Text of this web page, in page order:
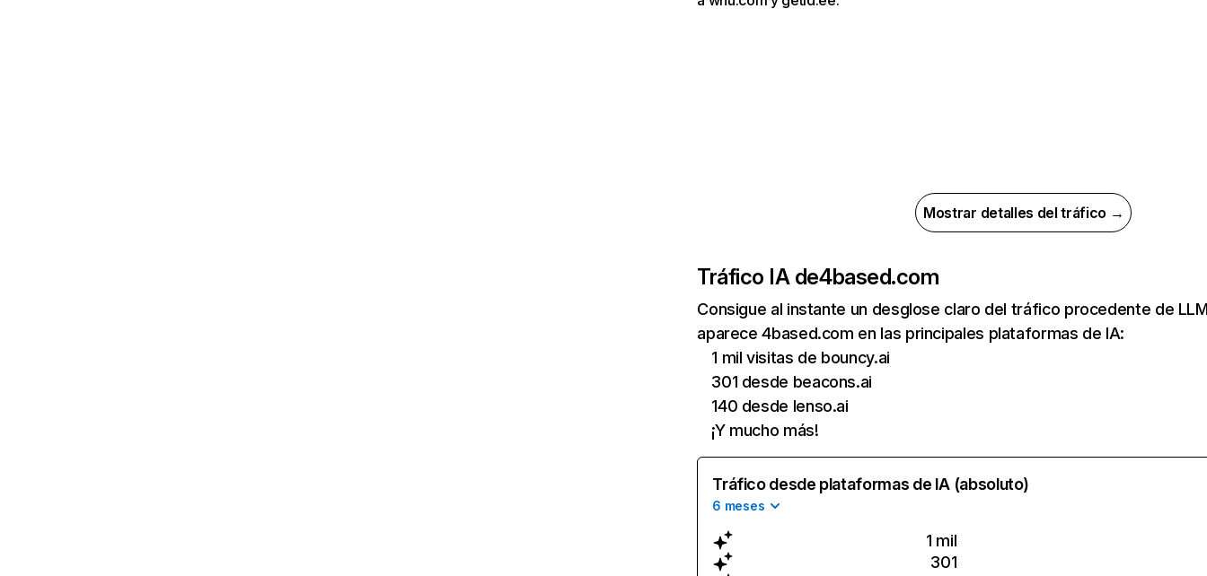
Mostrar detalles del tráfico →
Tráfico IA de4based.com
Consigue al instante un desglose claro del tráfico procedente de
aparece 4based.com en las principales plataformas de IA:
1 mil visitas de bouncy.ai
301 desde beacons.ai
140 desde lenso.ai
¡Y mucho más!
Tráfico desde plataformas de IA (absoluto)
6 meses
1 mil
301